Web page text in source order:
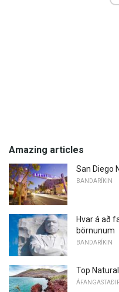
Amazing articles
San Diego
BANDARÍKIN
Hvar á að
börnunum
BANDARÍKIN
Top